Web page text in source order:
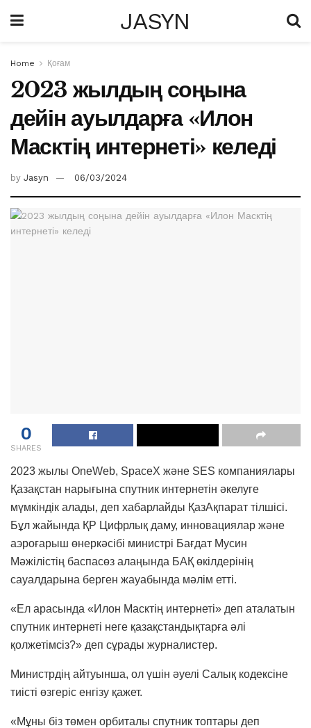
JASYN
Home Қоғам
2023 жылдың соңына
дейін ауылдарға «Илон
Масктің интернеті» келеді
by Jasyn 06/03/2024
0
SHARES
2023 жылы OneWeb, SpaceX және SES компаниялары
Қазақстан нарығына спутник интернетін әкелуге
мүмкіндік алады, деп хабарлайды ҚазАқпарат тілшісі.
Бұл жайында ҚР Цифрлық даму, инновациялар жəне
аэроғарыш өнеркəсібі министрі Бағдат Мусин
Мәжілістің баспасөз алаңында БАҚ өкілдерінің
сауалдарына берген жауабында мәлім етті.
«Ел арасында «Илон Масктің интернеті» деп аталатын
спутник интернеті неге қазақстандықтарға әлі
қолжетімсіз?» деп сұрады журналистер.
Министрдің айтуынша, ол үшін әуелі Салық кодексіне
тиісті өзгеріс енгізу қажет.
«Мұны біз төмен орбиталы спутник топтары деп